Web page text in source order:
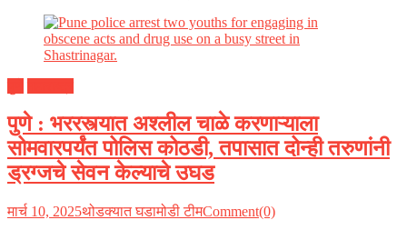
पुणे : भररस्त्यात अश्लील चाळे करणाऱ्याला
सोमवारपर्यंत पोलिस कोठडी, तपासात दोन्ही तरुणांनी
ड्रग्जचे सेवन केल्याचे उघड
मार्च 10, 2025थोडक्यात घडामोडी टीमComment(0)